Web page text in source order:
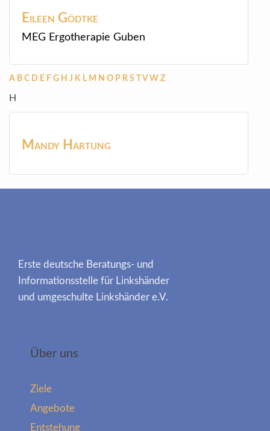
Eileen Gödtke
MEG Ergotherapie Guben
A B C D E F G H J K L M N O P R S TV W Z
H
Mandy Hartung
Erste deutsche Beratungs- und
Informationsstelle für Linkshänder
und umgeschulte Linkshänder e.V.
Über uns
Ziele
Angebote
Entstehung